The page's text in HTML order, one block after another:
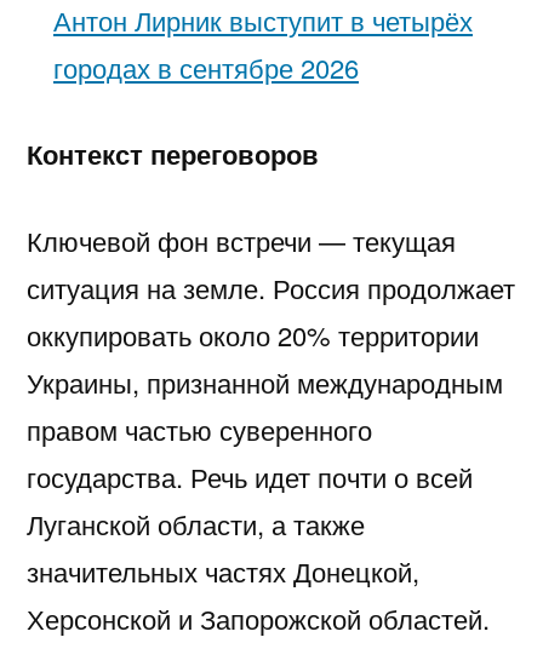
Антон Лирник выступит в четырёх
городах в сентябре 2026
Контекст переговоров
Ключевой фон встречи — текущая
ситуация на земле. Россия продолжает
оккупировать около 20% территории
Украины, признанной международным
правом частью суверенного
государства. Речь идет почти о всей
Луганской области, а также
значительных частях Донецкой,
Херсонской и Запорожской областей.